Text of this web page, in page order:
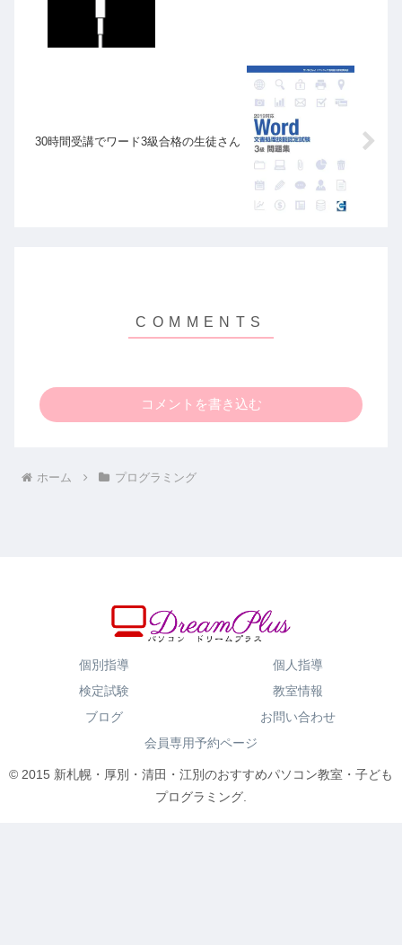
30時間受講でワード3級合格の生徒さん
コメントを書き込む
ホーム プログラミング
個別指導
個人指導
検定試験
教室情報
ブログ
お問い合わせ
会員専用予約ページ
© 2015 新札幌・厚別・清田・江別のおすすめパソコン教室・子ども
プログラミング.